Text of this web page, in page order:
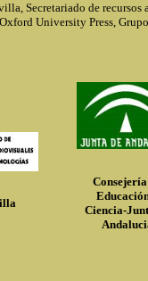
Secretariado de
University Press,
Ciencia-